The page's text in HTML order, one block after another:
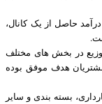
حاصل از یک کانال،
توزیع در بخش های مختلف
هدف موفق بوده
بسته بندی و سایر